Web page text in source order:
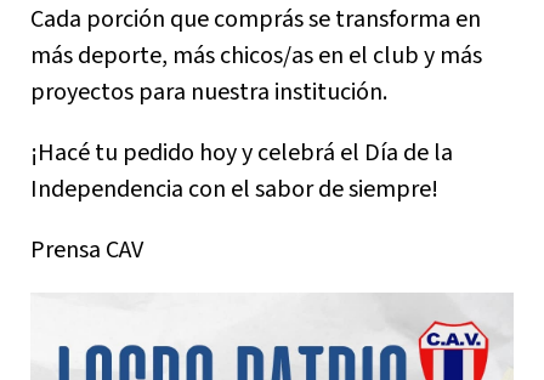
Cada porción que comprás se transforma en
más deporte, más chicos/as en el club y más
proyectos para nuestra institución.
¡Hacé tu pedido hoy y celebrá el Día de la
Independencia con el sabor de siempre!
Prensa CAV